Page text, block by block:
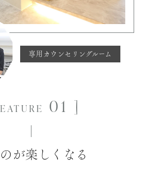
専用カウンセリングルーム
01 ]
が楽しくなる